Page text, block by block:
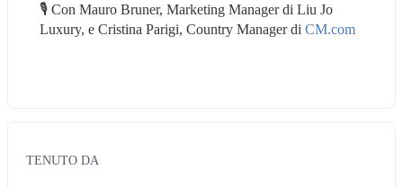
🎙️ Con Mauro Bruner, Marketing Manager di Liu Jo
Luxury, e Cristina Parigi, Country Manager di CM.com
TENUTO DA